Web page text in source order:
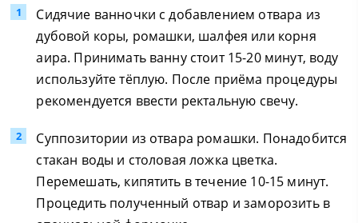
Сидячие ванночки с добавлением отвара из
дубовой коры, ромашки, шалфея или корня
аира. Принимать ванну стоит 15-20 минут, воду
используйте тёплую. После приёма процедуры
рекомендуется ввести ректальную свечу.
Суппозитории из отвара ромашки. Понадобится
стакан воды и столовая ложка цветка.
Перемешать, кипятить в течение 10-15 минут.
Процедить полученный отвар и заморозить в